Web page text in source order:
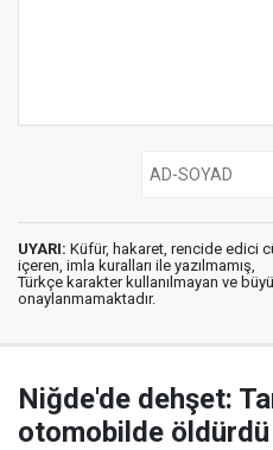
UYARI: Küfür, hakaret, rencide edici
içeren, imla kuralları ile yazılmamış,
Türkçe karakter kullanılmayan ve
onaylanmamaktadır.
Niğde'de dehşet:
otomobilde öldürdü